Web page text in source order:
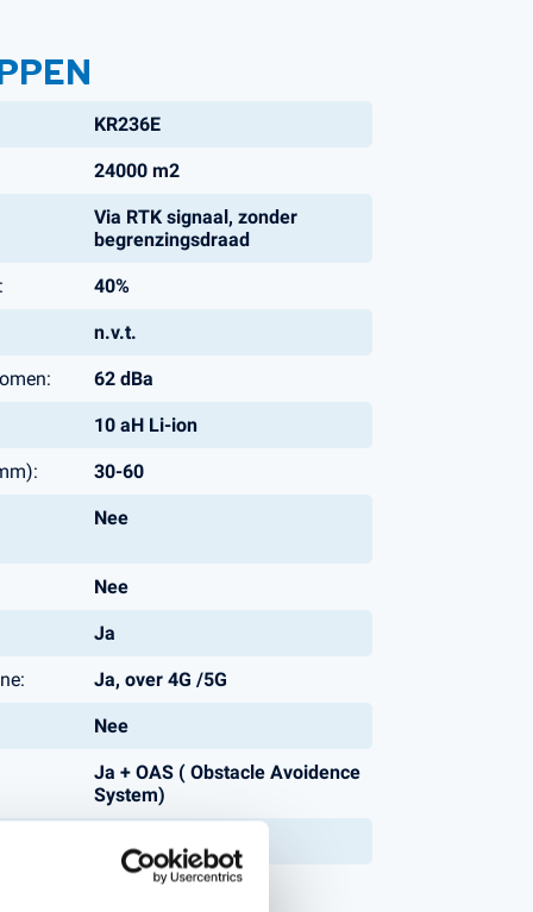
KR236E
24000 m2
Via RTK signaal, zonder
begrenzingsdraad
40%
n.v.t.
62 dBa
10 aH Li-ion
30-60
Nee
Nee
Ja
Ja, over 4G /5G
Nee
Ja + OAS ( Obstacle Avoidence
System)